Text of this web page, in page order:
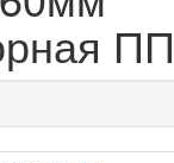
ПП